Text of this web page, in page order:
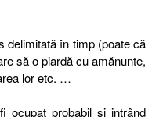
delimitată în timp (poate că
să o piardă cu amănunte,
lor etc. …
ocupat probabil și intrând